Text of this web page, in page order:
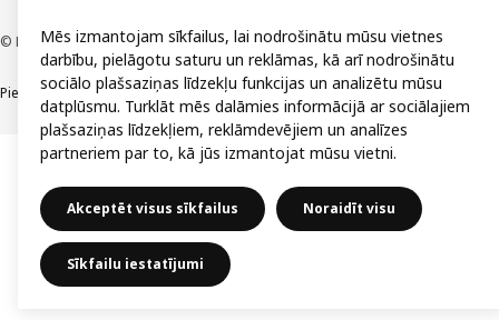
© Inter IKEA Systems B.V. 1999-2026
PiekļūstamībaVispārīgi noteikumiPrivātuma un sīkdatņu politika Kontakti
Mēs izmantojam sīkfailus, lai nodrošinātu mūsu vietnes
darbību, pielāgotu saturu un reklāmas, kā arī nodrošinātu
sociālo plašsaziņas līdzekļu funkcijas un analizētu mūsu
datplūsmu. Turklāt mēs dalāmies informācijā ar sociālajiem
plašsaziņas līdzekļiem, reklāmdevējiem un analīzes
partneriem par to, kā jūs izmantojat mūsu vietni.
Akceptēt visus sīkfailus Noraidīt visu
Sīkfailu iestatījumi